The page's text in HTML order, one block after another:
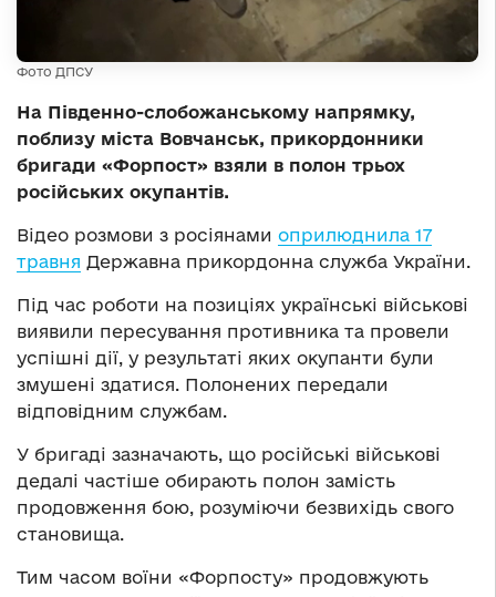
Фото ДПСУ
На Південно-слобожанському напрямку,
поблизу міста Вовчанськ, прикордонники
бригади «Форпост» взяли в полон трьох
російських окупантів.
Відео розмови з росіянами оприлюднила 17
травня Державна прикордонна служба України.
Під час роботи на позиціях українські військові
виявили пересування противника та провели
успішні дії, у результаті яких окупанти були
змушені здатися. Полонених передали
відповідним службам.
У бригаді зазначають, що російські військові
дедалі частіше обирають полон замість
продовження бою, розуміючи безвихідь свого
становища.
Тим часом воїни «Форпосту» продовжують